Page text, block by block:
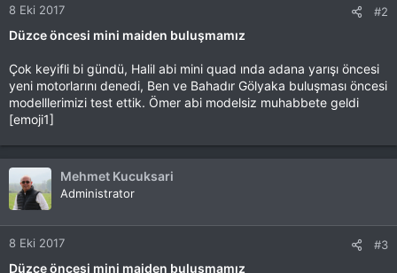
8 Eki 2017 #2
Düzce öncesi mini maiden buluşmamız
Çok keyifli bi gündü, Halil abi mini quad ında adana yarışı öncesi
yeni motorlarını denedi, Ben ve Bahadır Gölyaka buluşması öncesi
modelllerimizi test ettik. Ömer abi modelsiz muhabbete geldi
[emoji1]
Mehmet Kucuksari
Administrator
8 Eki 2017 #3
Düzce öncesi mini maiden buluşmamız